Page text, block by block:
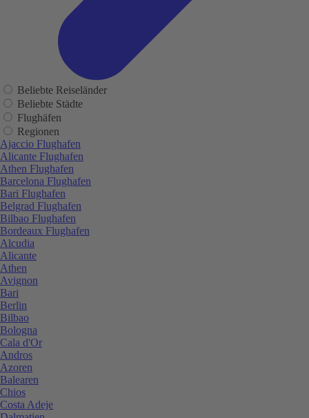
Beliebte Reiseländer
Beliebte Städte
Flughäfen
Regionen
Ajaccio Flughafen
Alicante Flughafen
Athen Flughafen
Barcelona Flughafen
Bari Flughafen
Belgrad Flughafen
Bilbao Flughafen
Bordeaux Flughafen
Alcudia
Alicante
Athen
Avignon
Bari
Berlin
Bilbao
Bologna
Cala d'Or
Andros
Azoren
Balearen
Chios
Costa Adeje